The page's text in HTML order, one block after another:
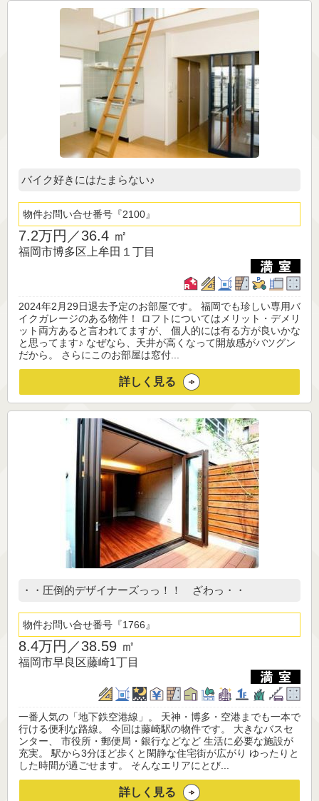
バイク好きにはたまらない♪
物件お問い合せ番号 2100
7.2万円／36.4 ㎡
福岡市博多区上牟田１丁目
2024年2月29日退去予定のお部屋です。 福岡でも珍しい専用バ
イクガレージのある物件！ ロフトについてはメリット・デメリ
ット両方あると言われてますが、 個人的には有る方が良いかな
と思ってます♪ なぜなら、天井が高くなって開放感がバツグン
だから。 さらにこのお部屋は窓付...
詳しく見る
・・圧倒的デザイナーズっっ！！ ざわっ・・
物件お問い合せ番号 1766
8.4万円／38.59 ㎡
福岡市早良区藤崎1丁目
一番人気の「地下鉄空港線」。 天神・博多・空港までも一本で
行ける便利な路線。 今回は藤崎駅の物件です。 大きなバスセ
ンター、 市役所・郵便局・銀行などなど 生活に必要な施設が
充実。 駅から3分ほど歩くと閑静な住宅街が広がり ゆったりと
した時間が過ごせます。 そんなエリアにとび...
詳しく見る